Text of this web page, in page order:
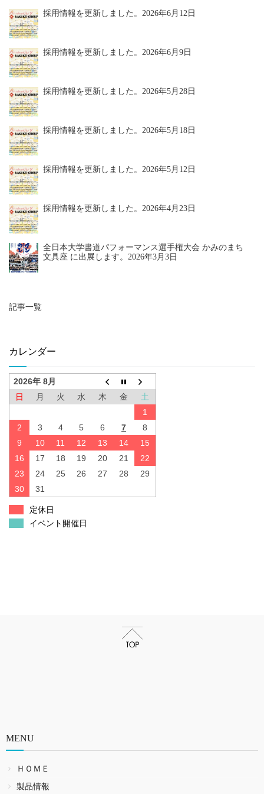
採用情報を更新しました。 2026年6月12日
採用情報を更新しました。 2026年6月9日
採用情報を更新しました。 2026年5月28日
採用情報を更新しました。 2026年5月18日
採用情報を更新しました。 2026年5月12日
採用情報を更新しました。 2026年4月23日
全日本大学書道パフォーマンス選手権大会 かみのまち
文具座 に出展します。 2026年3月3日
記事一覧
カレンダー
2026年 8月
日
月 火 水 木 金
土
1
2
3 4 5 6 7
8
9
10 11 12 13 14
15
16
17 18 19 20 21
22
23
24 25 26 27 28
29
30
31
定休日
イベント開催日
MENU
ＨＯＭＥ
製品情報